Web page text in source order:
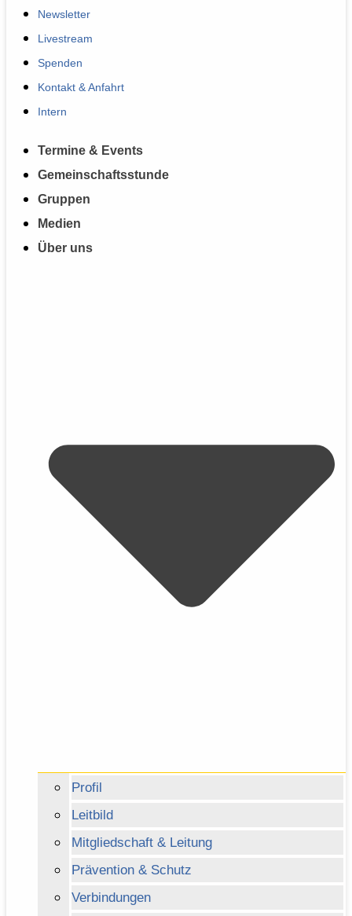
Newsletter
Livestream
Spenden
Kontakt & Anfahrt
Intern
Termine & Events
Gemeinschaftsstunde
Gruppen
Medien
Über uns
Profil
Leitbild
Mitgliedschaft & Leitung
Prävention & Schutz
Verbindungen